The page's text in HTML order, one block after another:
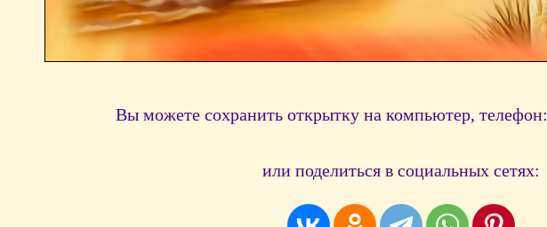
Вы можете сохранить открытку на компьютер, телефон:
или поделиться в социальных сетях: